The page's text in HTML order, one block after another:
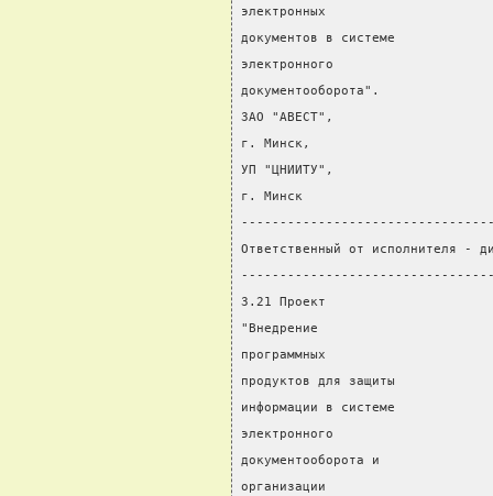
электронных
документов в системе
электронного
документооборота".
ЗАО "АВЕСТ",
г. Минск,
УП "ЦНИИТУ",
г. Минск
Ответственный от исполнителя -
3.21 Проект
"Внедрение
программных
продуктов для защиты
информации в системе
электронного
документооборота и
организации